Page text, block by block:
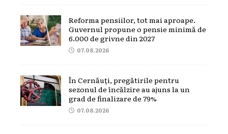
Reforma pensiilor, tot mai aproape.
Guvernul propune o pensie minimă de
6.000 de grivne din 2027
07.08.2026
În Cernăuți, pregătirile pentru
sezonul de încălzire au ajuns la un
grad de finalizare de 79%
07.08.2026